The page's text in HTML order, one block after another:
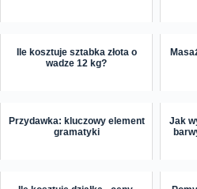
Ile kosztuje sztabka złota o
wadze 12 kg?
Przydawka: kluczowy element
gramatyki
Jak